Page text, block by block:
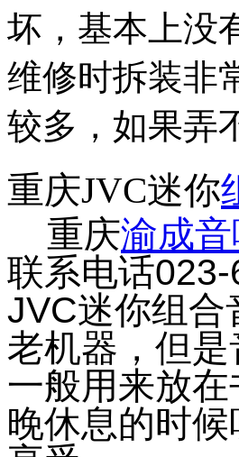
坏，基本上没
维修时拆装非
较多，如果弄
重庆JVC迷你
重庆渝成
联系电话023-
JVC迷你组合
老机器，但
一般用来放
晚休息的时候